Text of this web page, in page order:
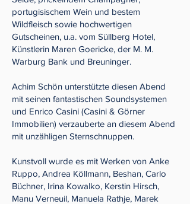
portugisischem Wein und bestem
Wildfleisch sowie hochwertigen
Gutscheinen, u.a. vom Süllberg Hotel,
Künstlerin Maren Goericke, der M. M.
Warburg Bank und Breuninger.
Achim Schön unterstützte diesen Abend
mit seinen fantastischen Soundsystemen
und Enrico Casini (Casini & Görner
Immobilien) verzauberte an diesem Abend
mit unzähligen Sternschnuppen.
Kunstvoll wurde es mit Werken von Anke
Ruppo, Andrea Köllmann, Beshan, Carlo
Büchner, Irina Kowalko, Kerstin Hirsch,
Manu Verneuil, Manuela Rathje, Marek